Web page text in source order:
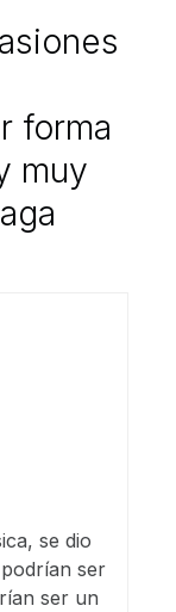
forma
muy
se dio
ser
ser un